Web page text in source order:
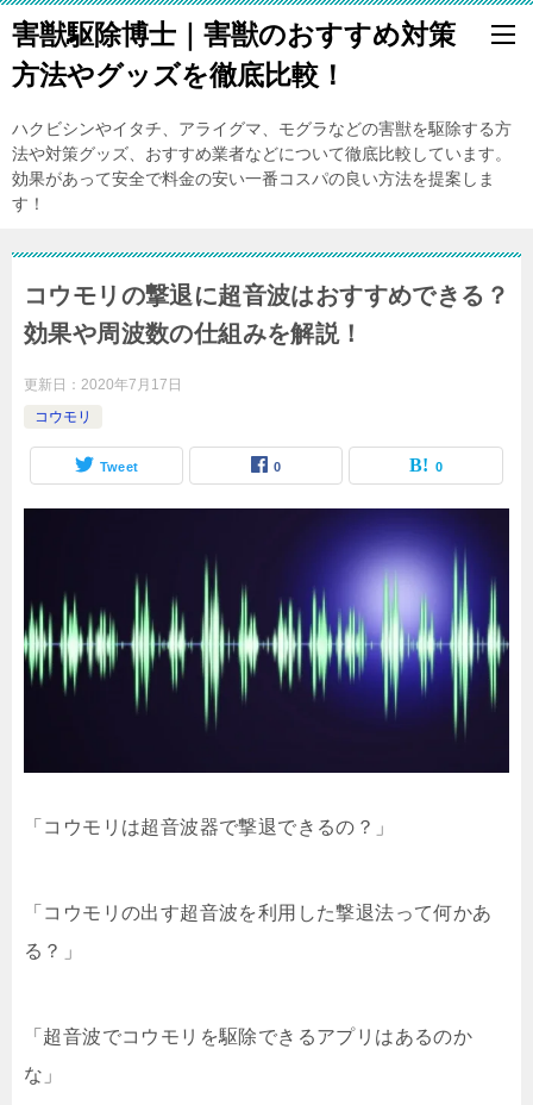
害獣駆除博士｜害獣のおすすめ対策
方法やグッズを徹底比較！
ハクビシンやイタチ、アライグマ、モグラなどの害獣を駆除する方
法や対策グッズ、おすすめ業者などについて徹底比較しています。
効果があって安全で料金の安い一番コスパの良い方法を提案しま
す！
コウモリの撃退に超音波はおすすめできる？
効果や周波数の仕組みを解説！
更新日： 2020年7月17日
コウモリ
Tweet 0 0
「コウモリは超音波器で撃退できるの？」
「コウモリの出す超音波を利用した撃退法って何かあ
る？」
「超音波でコウモリを駆除できるアプリはあるのか
な」